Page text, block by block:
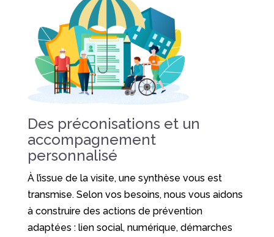
Des préconisations et un
accompagnement
personnalisé
À l’issue de la visite, une synthèse vous est
transmise. Selon vos besoins, nous vous aidons
à construire des actions de prévention
adaptées : lien social, numérique, démarches